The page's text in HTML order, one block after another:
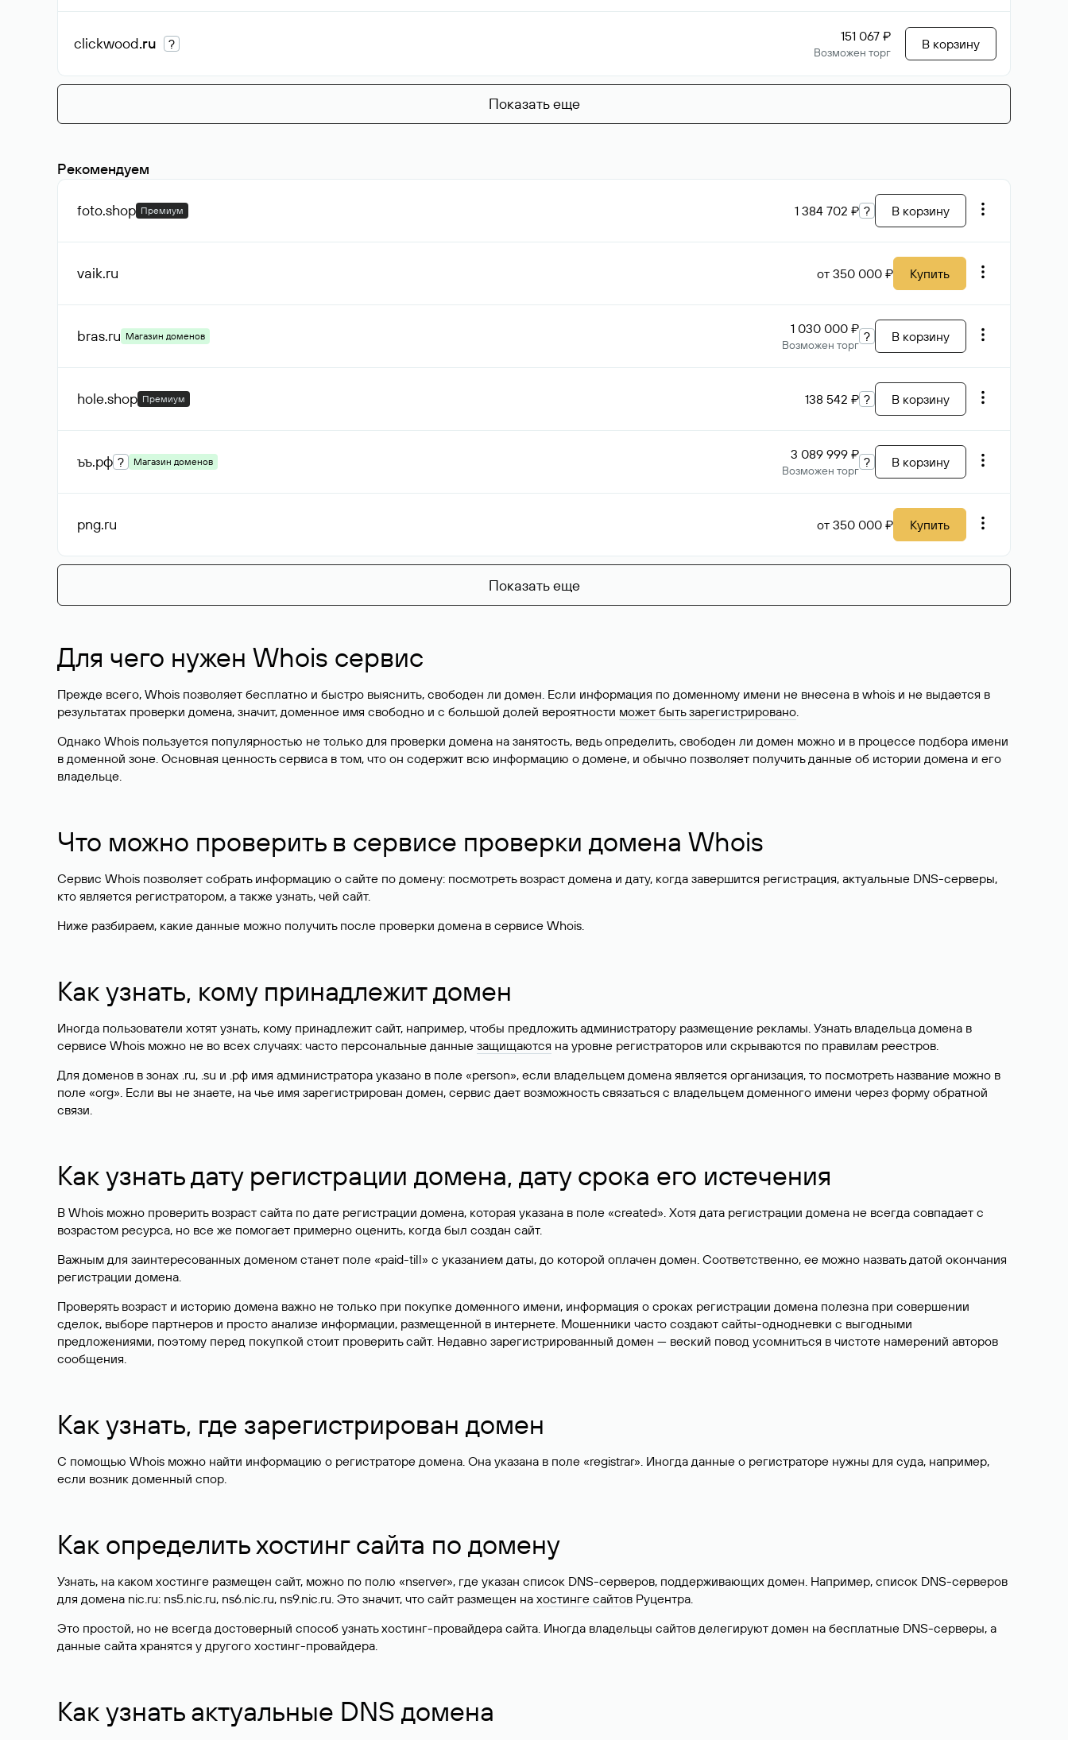
clickwood.ru ? 151 067 ₽
Возможен торг
В корзину
Показать еще
Рекомендуем
foto.shop Премиум 1 384 702 ₽ ? В корзину
vaik.ru от 350 000 ₽ Купить
bras.ru Магазин доменов 1 030 000 ₽
Возможен торг
? В корзину
hole.shop Премиум 138 542 ₽ ? В корзину
ъъ.рф ? Магазин доменов 3 089 999 ₽
Возможен торг
? В корзину
png.ru от 350 000 ₽ Купить
Показать еще
Для чего нужен Whois сервис
Прежде всего, Whois позволяет бесплатно и быстро выяснить, свободен ли домен. Если информация по доменному имени не внесена в whois и не выдается в
результатах проверки домена, значит, доменное имя свободно и с большой долей вероятности может быть зарегистрировано.
Однако Whois пользуется популярностью не только для проверки домена на занятость, ведь определить, свободен ли домен можно и в процессе подбора имени
в доменной зоне. Основная ценность сервиса в том, что он содержит всю информацию о домене, и обычно позволяет получить данные об истории домена и его
владельце.
Что можно проверить в сервисе проверки домена Whois
Сервис Whois позволяет собрать информацию о сайте по домену: посмотреть возраст домена и дату, когда завершится регистрация, актуальные DNS-серверы,
кто является регистратором, а также узнать, чей сайт.
Ниже разбираем, какие данные можно получить после проверки домена в сервисе Whois.
Как узнать, кому принадлежит домен
Иногда пользователи хотят узнать, кому принадлежит сайт, например, чтобы предложить администратору размещение рекламы. Узнать владельца домена в
сервисе Whois можно не во всех случаях: часто персональные данные защищаются на уровне регистраторов или скрываются по правилам реестров.
Для доменов в зонах .ru, .su и .рф имя администратора указано в поле «person», если владельцем домена является организация, то посмотреть название можно в
поле «org». Если вы не знаете, на чье имя зарегистрирован домен, сервис дает возможность связаться с владельцем доменного имени через форму обратной
связи.
Как узнать дату регистрации домена, дату срока его истечения
В Whois можно проверить возраст сайта по дате регистрации домена, которая указана в поле «created». Хотя дата регистрации домена не всегда совпадает с
возрастом ресурса, но все же помогает примерно оценить, когда был создан сайт.
Важным для заинтересованных доменом станет поле «paid-till» с указанием даты, до которой оплачен домен. Соответственно, ее можно назвать датой окончания
регистрации домена.
Проверять возраст и историю домена важно не только при покупке доменного имени, информация о сроках регистрации домена полезна при совершении
сделок, выборе партнеров и просто анализе информации, размещенной в интернете. Мошенники часто создают сайты-однодневки с выгодными
предложениями, поэтому перед покупкой стоит проверить сайт. Недавно зарегистрированный домен — веский повод усомниться в чистоте намерений авторов
сообщения.
Как узнать, где зарегистрирован домен
С помощью Whois можно найти информацию о регистраторе домена. Она указана в поле «registrar». Иногда данные о регистраторе нужны для суда, например,
если возник доменный спор.
Как определить хостинг сайта по домену
Узнать, на каком хостинге размещен сайт, можно по полю «nserver», где указан список DNS-серверов, поддерживающих домен. Например, список DNS-серверов
для домена nic.ru: ns5.nic.ru, ns6.nic.ru, ns9.nic.ru. Это значит, что сайт размещен на хостинге сайтов Руцентра.
Это простой, но не всегда достоверный способ узнать хостинг-провайдера сайта. Иногда владельцы сайтов делегируют домен на бесплатные DNS-серверы, а
данные сайта хранятся у другого хостинг-провайдера.
Как узнать актуальные DNS домена